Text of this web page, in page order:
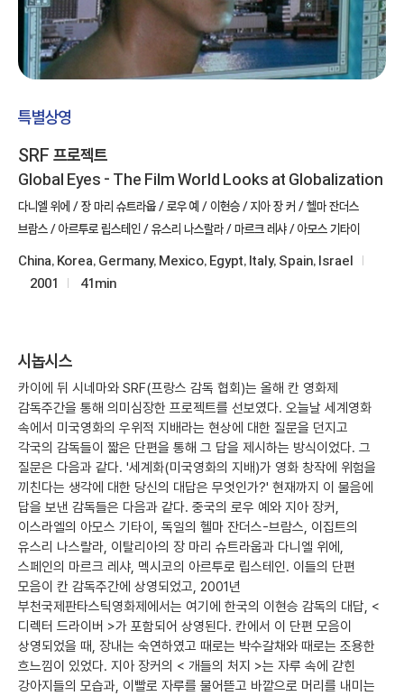
특별상영
SRF 프로젝트
Global Eyes - The Film World Looks at Globalization
다니엘 위에 / 장 마리 슈트라웁 / 로우 예 / 이현승 / 지아 장 커 / 헬마 잔더스
브람스 / 아르투로 립스테인 / 유스리 나스랄라 / 마르크 레샤 / 아모스 기타이
China, Korea, Germany, Mexico, Egypt, Italy, Spain, Israel
2001
41min
시놉시스
카이에 뒤 시네마와 SRF(프랑스 감독 협회)는 올해 칸 영화제
감독주간을 통해 의미심장한 프로젝트를 선보였다. 오늘날 세계영화
속에서 미국영화의 우위적 지배라는 현상에 대한 질문을 던지고
각국의 감독들이 짧은 단편을 통해 그 답을 제시하는 방식이었다. 그
질문은 다음과 같다. '세계화(미국영화의 지배)가 영화 창작에 위험을
끼친다는 생각에 대한 당신의 대답은 무엇인가?' 현재까지 이 물음에
답을 보낸 감독들은 다음과 같다. 중국의 로우 예와 지아 장커,
이스라엘의 아모스 기타이, 독일의 헬마 잔더스-브람스, 이집트의
유스리 나스랄라, 이탈리아의 장 마리 슈트라웁과 다니엘 위에,
스페인의 마르크 레샤, 멕시코의 아르투로 립스테인. 이들의 단편
모음이 칸 감독주간에 상영되었고, 2001년
부천국제판타스틱영화제에서는 여기에 한국의 이현승 감독의 대답, <
디렉터 드라이버 >가 포함되어 상영된다. 칸에서 이 단편 모음이
상영되었을 때, 장내는 숙연하였고 때로는 박수갈채와 때로는 조용한
흐느낌이 있었다. 지아 장커의 < 개들의 처지 >는 자루 속에 갇힌
강아지들의 모습과, 이빨로 자루를 물어뜯고 바깥으로 머리를 내미는